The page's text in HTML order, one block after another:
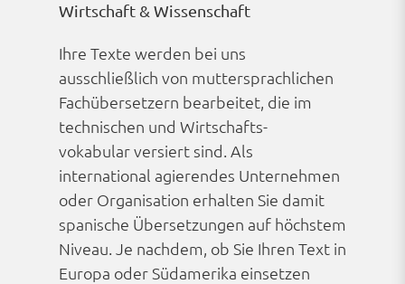
Wirtschaft & Wissenschaft
Ihre Texte werden bei uns
ausschließlich von mutter­sprachlichen
Fach­übersetzern bearbeitet, die im
technischen und Wirtschafts­
vokabular versiert sind. Als
international agierendes Unternehmen
oder Organisation erhalten Sie damit
spanische Übersetzungen auf höchstem
Niveau. Je nachdem, ob Sie Ihren Text in
Europa oder Südamerika einsetzen